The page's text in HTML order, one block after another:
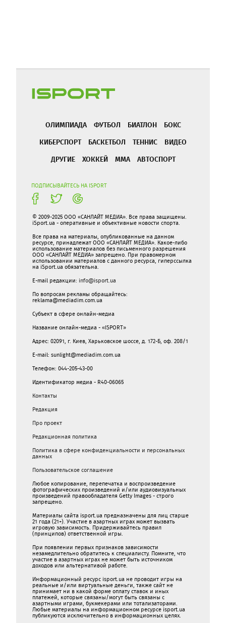
ОЛИМПИАДА ФУТБОЛ БИАТЛОН
БОКС
КИБЕРСПОРТ
БАСКЕТБОЛ ТЕННИС
ВИДЕО
ДРУГИЕ
ХОККЕЙ ММА АВТОСПОРТ
ПОДПИСЫВАЙТЕСЬ НА ISPORT
© 2009-2025 ООО «САНЛАЙТ МЕДИА». Все права защищены.
iSport.ua - оперативные и объективные новости спорта.
Все права на материалы, опубликованные на данном
ресурсе, принадлежат ООО «САНЛАЙТ МЕДИА». Какое-либо
использование материалов без письменного разрешения
ООО «САНЛАЙТ МЕДИА» запрещено. При правомерном
использовании материалов с данного ресурса, гиперссылка
на iSport.ua обязательна.
E-mail редакции: info@isport.ua
По вопросам рекламы обращайтесь:
reklama@mediadim.com.ua
Субъект в сфере онлайн-медиа
Название онлайн-медиа - «ISPORT»
Адрес: 02091, г. Киев, Харьковское шоссе, д. 172-Б, оф. 208/1
E-mail: sunlight@mediadim.com.ua
Телефон: 044-205-43-00
Идентификатор медиа - R40-06065
Контакты
Редакция
Про проект
Редакционная политика
Политика в сфере конфиденциальности и персональных
данных
Пользовательское соглашение
Любое копирование, перепечатка и воспроизведение
фотографических произведений и/или аудиовизуальных
произведений правообладателя Getty Images - строго
запрещено.
Материалы сайта isport.ua предназначены для лиц старше
21 года (21+). Участие в азартных играх может вызвать
игровую зависимость. Придерживайтесь правил
(принципов) ответственной игры.
При появлении первых признаков зависимости
незамедлительно обратитесь к специалисту. Помните, что
участие в азартных играх не может быть источником
доходов или альтернативой работе.
Информационный ресурс isport.ua не проводит игры на
реальные и/или виртуальные деньги, также сайт не
принимает ни в какой форме oплaту ставок и иных
платежей, которые связаны/могут быть связаны c
азартными игрaми, букмекерами или тотализаторами.
Любые материалы на информационном ресурсе isport.ua
публикуютcя исключительно в информационных целях.